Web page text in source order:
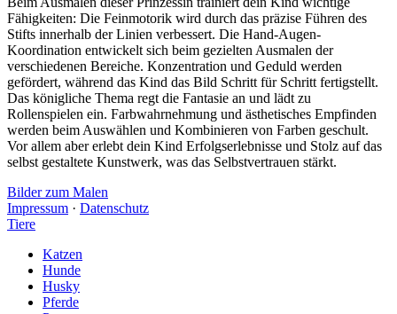
Fähigkeiten: Die Feinmotorik wird durch das präzise Führen des
Stifts innerhalb der Linien verbessert. Die Hand-Augen-
Koordination entwickelt sich beim gezielten Ausmalen der
verschiedenen Bereiche. Konzentration und Geduld werden
gefördert, während das Kind das Bild Schritt für Schritt fertigstellt.
Das königliche Thema regt die Fantasie an und lädt zu
Rollenspielen ein. Farbwahrnehmung und ästhetisches Empfinden
werden beim Auswählen und Kombinieren von Farben geschult.
Vor allem aber erlebt dein Kind Erfolgserlebnisse und Stolz auf das
selbst gestaltete Kunstwerk, was das Selbstvertrauen stärkt.
Bilder zum Malen
Impressum · Datenschutz
Tiere
Katzen
Hunde
Husky
Pferde